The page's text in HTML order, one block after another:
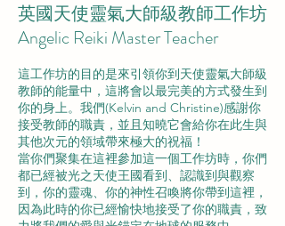
英國天使靈氣大師級教師工作坊
Angelic Reiki Master Teacher
這工作坊的目的是來引領你到天使靈氣大師級
教師的能量中，這將會以最完美的方式發生到
你的身上。我們(Kelvin and Christine)感謝你
接受教師的職責，並且知曉它會給你在此生與
其他次元的領域帶來極大的祝福！
當你們聚集在這裡參加這一個工作坊時，你們
都已經被光之天使王國看到、認識到與觀察
到，你的靈魂、你的神性召喚將你帶到這裡，
因為此時的你已經愉快地接受了你的職責，致